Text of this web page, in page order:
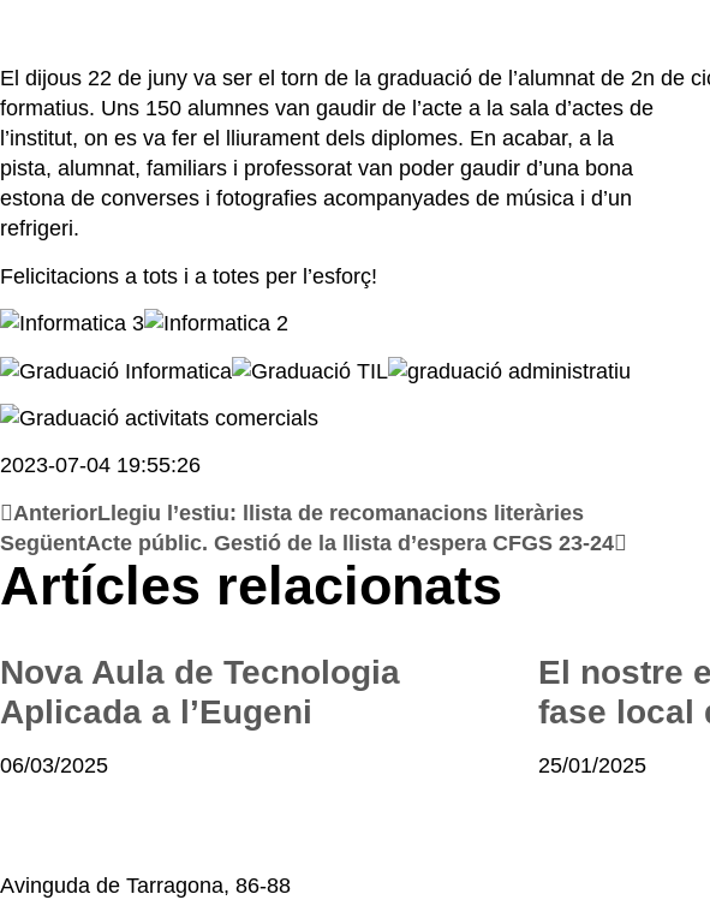
El dijous 22 de juny va ser el torn de la graduació de l’alumnat de 2n de
formatius. Uns 150 alumnes van gaudir de l’acte a la sala d’actes de
l’institut, on es va fer el lliurament dels diplomes. En acabar, a la
pista, alumnat, familiars i professorat van poder gaudir d’una bona
estona de converses i fotografies acompanyades de música i d’un
refrigeri.
Felicitacions a tots i a totes per l’esforç!
2023-07-04 19:55:26
AnteriorLlegiu l’estiu: llista de recomanacions literàries
SegüentActe públic. Gestió de la llista d’espera CFGS 23-24
Artícles relacionats
Nova Aula de Tecnologia
Aplicada a l’Eugeni
06/03/2025
El nostre
fase local
25/01/2025
Avinguda de Tarragona, 86-88